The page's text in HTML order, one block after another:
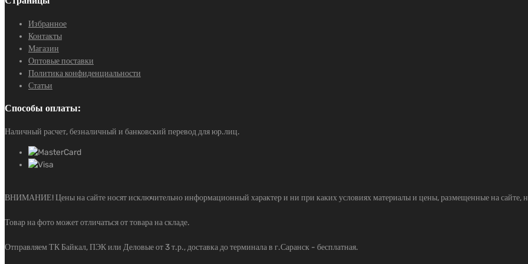
Избранное
Контакты
Магазин
Оптовые поставки
Политика конфиденциальности
Статьи
Способы оплаты:
Наличный расчет, безналичный и банковский перевод для юр.лиц.
ВНИМАНИЕ! Цены на сайте носят исключительно информационный характер и ни при каких условиях материалы и цены, размещенные на сайте,
Товар на фото может отличаться от товара на складе.
Отправляем ТК Байкал, ПЭК или Деловые от 3 т.р., доставка до терминала в г.Саранск - бесплатная.